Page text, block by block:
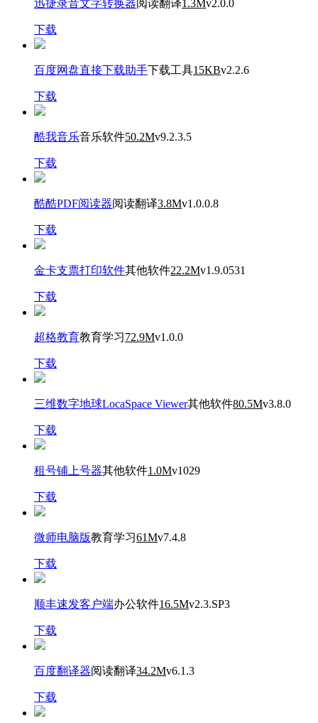
迅捷录音文字转换器 阅读翻译1.3Mv2.0.0
下载
百度网盘直接下载助手下载工具15KBv2.2.6
下载
酷我音乐音乐软件50.2Mv9.2.3.5
下载
酷酷PDF阅读器阅读翻译3.8Mv1.0.0.8
下载
金卡支票打印软件其他软件22.2Mv1.9.0531
下载
超格教育教育学习72.9Mv1.0.0
下载
三维数字地球LocaSpace Viewer其他软件80.5Mv3.8.0
下载
租号铺上号器其他软件1.0Mv1029
下载
微师电脑版教育学习61Mv7.4.8
下载
顺丰速发客户端办公软件16.5Mv2.3.SP3
下载
百度翻译器阅读翻译34.2Mv6.1.3
下载